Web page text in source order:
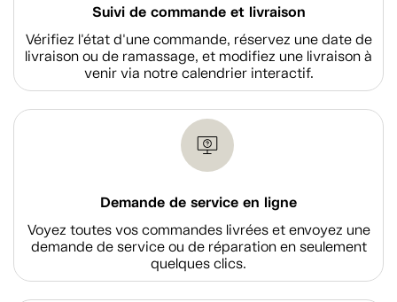
Suivi de commande et livraison
Vérifiez l'état d'une commande, réservez une date de
livraison ou de ramassage, et modifiez une livraison à
venir via notre calendrier interactif.
Demande de service en ligne
Voyez toutes vos commandes livrées et envoyez une
demande de service ou de réparation en seulement
quelques clics.